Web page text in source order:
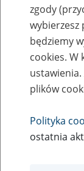
Informacja
15
czerwca
2018
zgody
wybierzesz
będziemy
cookies. W
plików
Polityka
ostatnia